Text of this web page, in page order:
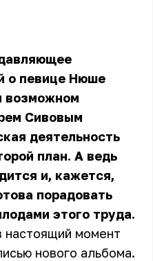
о певице Нюше
возможном
Сивовым
деятельность
план. А ведь
и, кажется,
порадовать
этого труда.
настоящий момент
нового альбома.